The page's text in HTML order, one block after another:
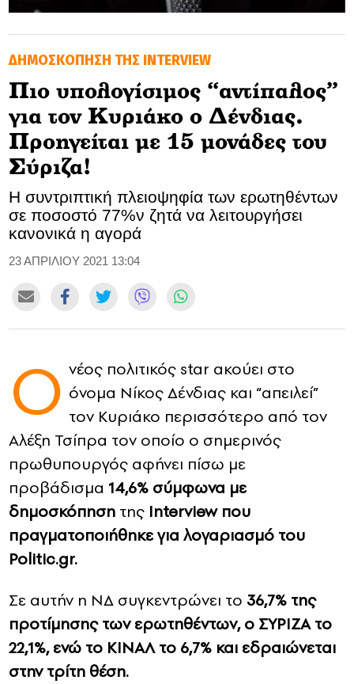
SOOZIE’S FRIENDS
CULTURE
TASTELAND
TECH
HEALTH
MEDIALAND
CONTACT
ADVERTISE
ΔΗΜΟΣΚΟΠΗΣΗ ΤΗΣ INTERVIEW
Πιο υπολογίσιμος “αντίπαλος”
για τον Κυριάκο ο Δένδιας.
Προηγείται με 15 μονάδες του
Σύριζα!
Η συντριπτική πλειοψηφία των ερωτηθέντων
σε ποσοστό 77%ν ζητά να λειτουργήσει
κανονικά η αγορά
23 ΑΠΡΙΛΙΟΥ 2021 13:04
O νέος πολιτικός star ακούει στο
όνομα Νίκος Δένδιας και “απειλεί”
τον Κυριάκο περισσότερο από τον
Αλέξη Τσίπρα τον οποίο ο σημερινός
πρωθυπουργός αφήνει πίσω με
προβάδισμα 14,6% σύμφωνα με
δημοσκόπηση της Interview που
πραγματοποιήθηκε για λογαριασμό του
Politic.gr.
Σε αυτήν η ΝΔ συγκεντρώνει το 36,7% της
προτίμησης των ερωτηθέντων, ο ΣΥΡΙΖΑ το
22,1%, ενώ το ΚΙΝΑΛ το 6,7% και εδραιώνεται
στην τρίτη θέση.